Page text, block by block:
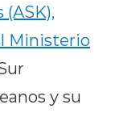
Ministerio
y su